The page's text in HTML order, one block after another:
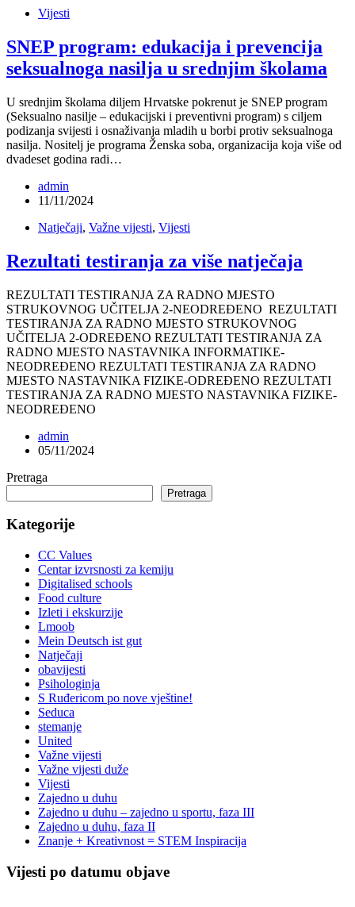
Vijesti
SNEP program: edukacija i prevencija
seksualnoga nasilja u srednjim školama
U srednjim školama diljem Hrvatske pokrenut je SNEP program
(Seksualno nasilje – edukacijski i preventivni program) s ciljem
podizanja svijesti i osnaživanja mladih u borbi protiv seksualnoga
nasilja. Nositelj je programa Ženska soba, organizacija koja više od
dvadeset godina radi…
admin
11/11/2024
Natječaji, Važne vijesti, Vijesti
Rezultati testiranja za više natječaja
REZULTATI TESTIRANJA ZA RADNO MJESTO
STRUKOVNOG UČITELJA 2-NEODREĐENO REZULTATI
TESTIRANJA ZA RADNO MJESTO STRUKOVNOG
UČITELJA 2-ODREĐENO REZULTATI TESTIRANJA ZA
RADNO MJESTO NASTAVNIKA INFORMATIKE-
NEODREĐENO REZULTATI TESTIRANJA ZA RADNO
MJESTO NASTAVNIKA FIZIKE-ODREĐENO REZULTATI
TESTIRANJA ZA RADNO MJESTO NASTAVNIKA FIZIKE-
NEODREĐENO
admin
05/11/2024
Pretraga
Pretraga
Kategorije
CC Values
Centar izvrsnosti za kemiju
Digitalised schools
Food culture
Izleti i ekskurzije
Lmoob
Mein Deutsch ist gut
Natječaji
obavijesti
Psihologinja
S Ruđericom po nove vještine!
Seduca
stemanje
United
Važne vijesti
Važne vijesti duže
Vijesti
Zajedno u duhu
Zajedno u duhu – zajedno u sportu, faza III
Zajedno u duhu, faza II
Znanje + Kreativnost = STEM Inspiracija
Vijesti po datumu objave